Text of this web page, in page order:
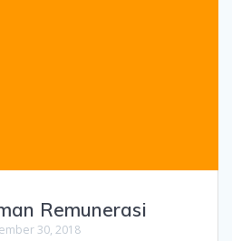
Remunerasi
30, 2018